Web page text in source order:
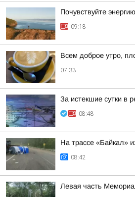
Почувствуйте
09:18
Всем доброе утро,
07:33
За истекшие сутки в
08:48
На трассе «Байкал»
08:42
Левая часть